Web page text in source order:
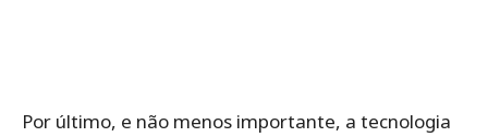
Por último, e não menos importante, a tecnologia